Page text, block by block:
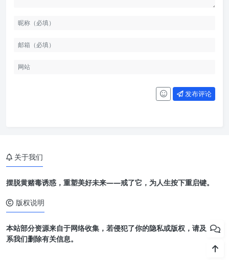
发布评论
关于我们
摆脱黄赌毒诱惑，重塑美好未来——戒了它，为人生按下重启键。
版权说明
本站部分资源来自于网络收集，若侵犯了你的隐私或版权，请及时联
系我们删除有关信息。